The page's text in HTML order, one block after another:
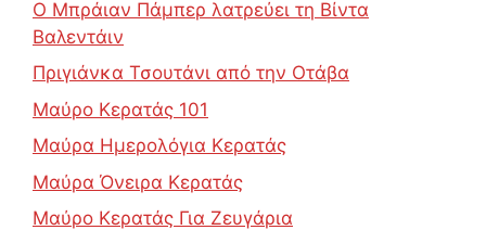
Ο Μπράιαν Πάμπερ λατρεύει τη Βίντα
Βαλεντάιν
Πριγιάνκα Τσουτάνι από την Οτάβα
Μαύρο Κερατάς 101
Μαύρα Ημερολόγια Κερατάς
Μαύρα Όνειρα Κερατάς
Μαύρο Κερατάς Για Ζευγάρια